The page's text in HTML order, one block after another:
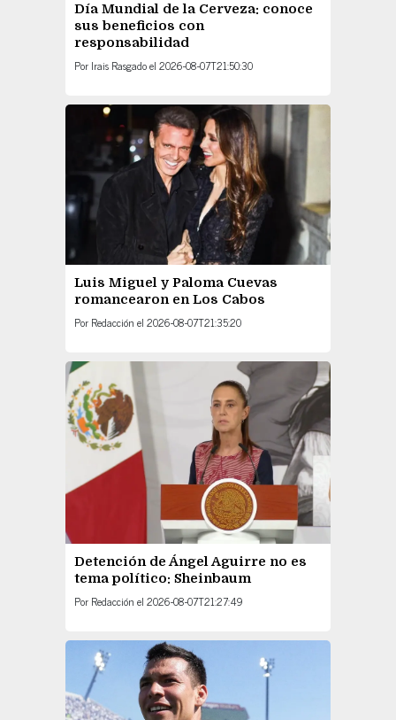
Día Mundial de la Cerveza: conoce
sus beneficios con
responsabilidad
Por Irais Rasgadoel 2026-08-07T21:50:30
Luis Miguel y Paloma Cuevas
romancearon en Los Cabos
Por Redacción el 2026-08-07T21:35:20
Detención de Ángel Aguirre no es
tema político: Sheinbaum
Por Redacción el 2026-08-07T21:27:49